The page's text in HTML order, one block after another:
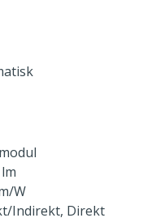
W
Indirekt, Direkt